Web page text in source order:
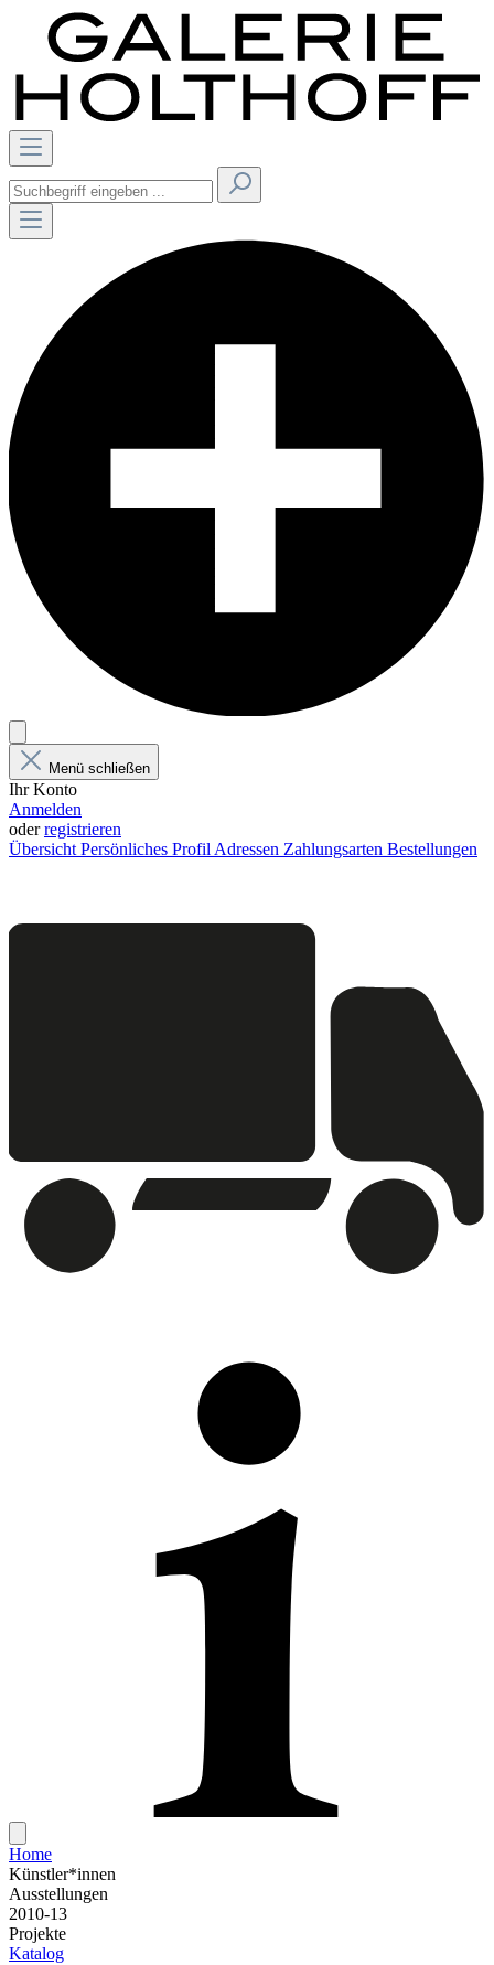
Menü schließen
Ihr Konto
Anmelden
oderregistrieren
Übersicht Persönliches Profil Adressen Zahlungsarten Bestellungen
Home
Künstler*innen
Ausstellungen
2010-13
Projekte
Katalog